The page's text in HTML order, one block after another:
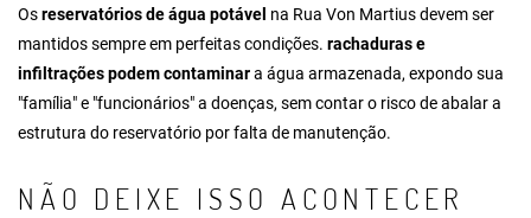
Osreservatórios de água potável na Rua Von Martius devem ser
mantidos sempre em perfeitas condições. rachaduras e
infiltrações podem contaminara água armazenada, expondo sua
"família" e "funcionários" a doenças, sem contar o risco de abalar a
estrutura do reservatório por falta de manutenção.
NÃO DEIXE ISSO ACONTECER